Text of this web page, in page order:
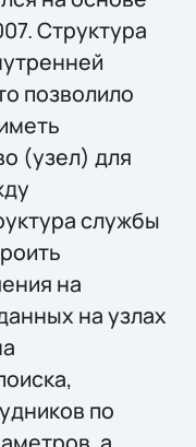
Структура
позволило
(узел) для
службы
на
на узлах
по